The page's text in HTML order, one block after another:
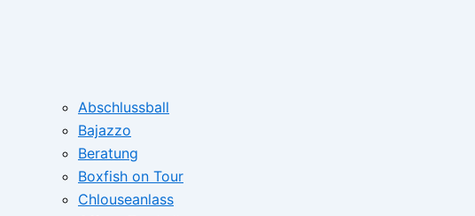
Abschlussball
Bajazzo
Beratung
Boxfish on Tour
Chlouseanlass